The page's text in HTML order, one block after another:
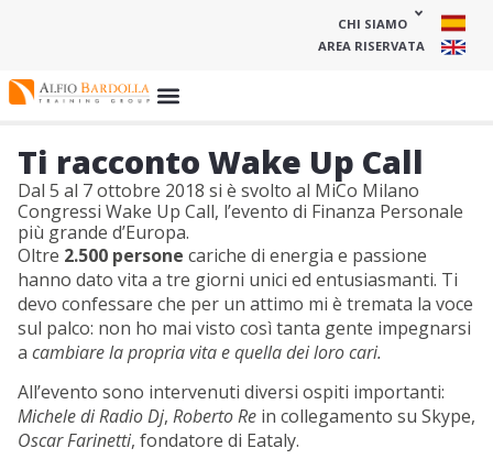
CHI SIAMO
AREA RISERVATA
Ti racconto Wake Up Call
Dal 5 al 7 ottobre 2018 si è svolto al MiCo Milano
Congressi Wake Up Call, l’evento di Finanza Personale
più grande d’Europa.
Oltre 2.500 persone cariche di energia e passione
hanno dato vita a tre giorni unici ed entusiasmanti. Ti
devo confessare che per un attimo mi è tremata la voce
sul palco: non ho mai visto così tanta gente impegnarsi
a cambiare la propria vita e quella dei loro cari.
All’evento sono intervenuti diversi ospiti importanti:
Michele di Radio Dj, Roberto Re in collegamento su Skype,
Oscar Farinetti, fondatore di Eataly.